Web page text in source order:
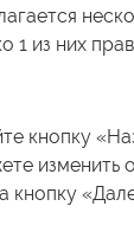
1 из них
кнопку
изменить
кнопку